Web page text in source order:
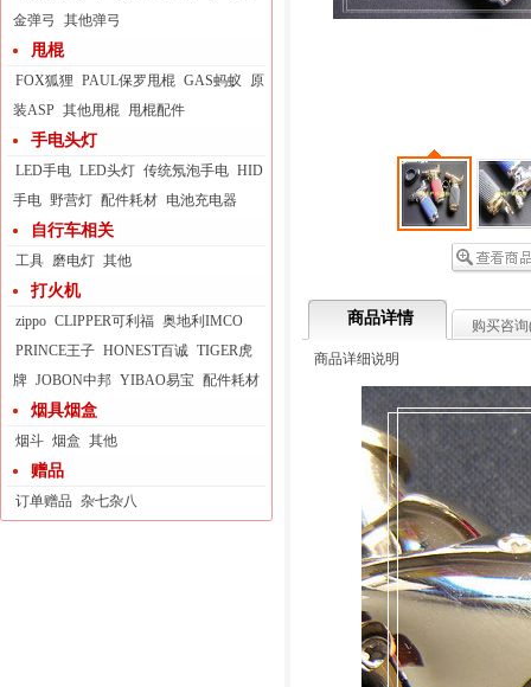
金弹弓
其他弹弓
甩棍
FOX狐狸 PAUL保罗甩棍 GAS蚂蚁
原
装ASP 其他甩棍 甩棍配件
手电头灯
LED手电 LED头灯 传统氖泡手电 HID
手电 野营灯 配件耗材 电池充电器
自行车相关
工具 磨电灯 其他
打火机
zippo CLIPPER可利福 奥地利IMCO
PRINCE王子 HONEST百诚 TIGER虎
牌 JOBON中邦 YIBAO易宝 配件耗材
烟具烟盒
烟斗 烟盒 其他
赠品
订单赠品 杂七杂八
商品详情
购买咨询
商品详细说明